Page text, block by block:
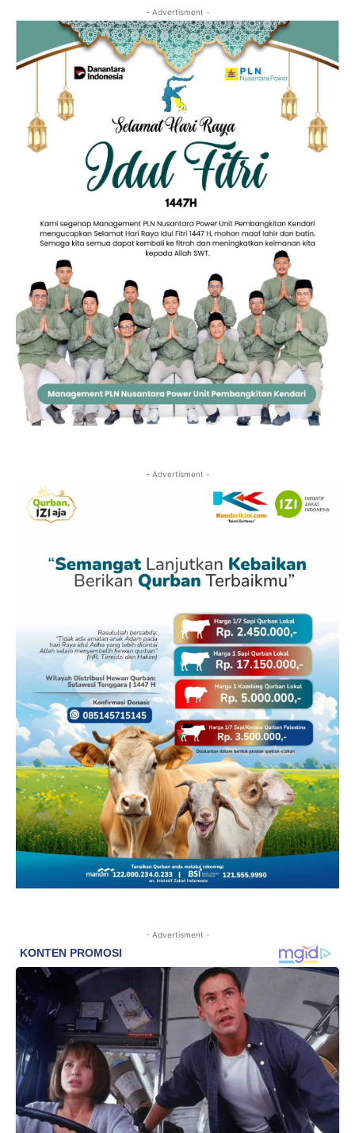
- Advertisment -
- Advertisment -
- Advertisment -